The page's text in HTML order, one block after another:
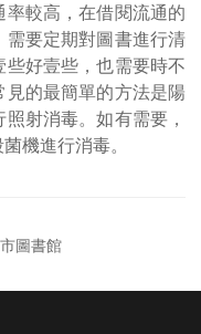
較高，在借閱流通的
需要定期對圖書進行清
好壹些，也需要時不
的最簡單的方法是陽
射消毒。如有需要，
機進行消毒。
圖書館